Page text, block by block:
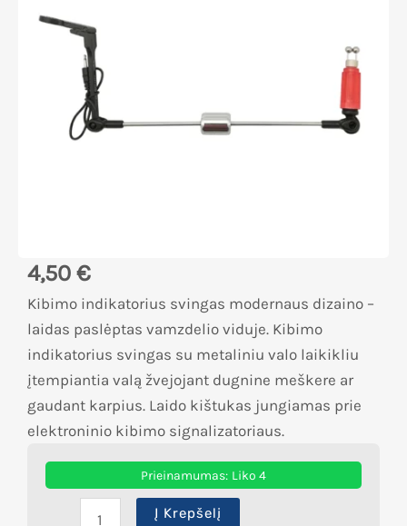
4,50 €
Kibimo indikatorius svingas modernaus dizaino –
laidas paslėptas vamzdelio viduje. Kibimo
indikatorius svingas su metaliniu valo laikikliu
įtempiantia valą žvejojant dugnine meškere ar
gaudant karpius. Laido kištukas jungiamas prie
elektroninio kibimo signalizatoriaus.
Prieinamumas: Liko 4
Į Krepšelį